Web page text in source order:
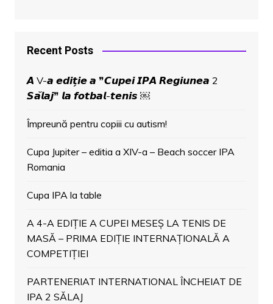
Recent Posts
𝘼 V-𝙖 𝙚𝙙𝙞𝙩̗𝙞𝙚 𝙖 ❞𝘾𝙪𝙥𝙚𝙞 𝙄𝙋𝘼 𝙍𝙚𝙜𝙞𝙪𝙣𝙚𝙖 2
𝙎𝙖̆𝙡𝙖𝙟❞ 𝙡𝙖 𝙛𝙤𝙩𝙗𝙖𝙡-𝙩𝙚𝙣𝙞𝙨 ￼
Împreună pentru copiii cu autism!
Cupa Jupiter – editia a XIV-a – Beach soccer IPA
Romania
Cupa IPA la table
A 4-A EDIȚIE A CUPEI MESEȘ LA TENIS DE
MASĂ – PRIMA EDIȚIE INTERNAȚIONALĂ A
COMPETIȚIEI
PARTENERIAT INTERNATIONAL ÎNCHEIAT DE
IPA 2 SĂLAJ